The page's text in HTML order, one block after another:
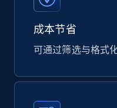
Google Shopping
URL, Product id,
Currency, Rating,
eCommerce
成本节省
可通过筛选与格式